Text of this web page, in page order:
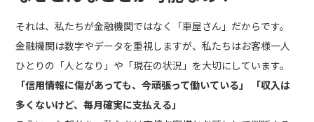
それは、私たちが金融機関ではなく「車屋さん」だからです。
金融機関は数字やデータを重視しますが、私たちはお客様一人
ひとりの「人となり」や「現在の状況」を大切にしています。
「信用情報に傷があっても、今頑張って働いている」
「収入は
多くないけど、毎月確実に支払える」